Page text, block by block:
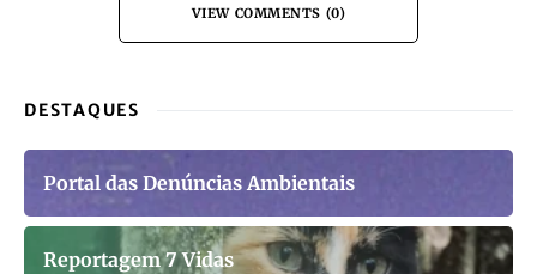
VIEW COMMENTS (0)
DESTAQUES
Portal das Denúncias Ambientais
Reportagem 7 Vidas